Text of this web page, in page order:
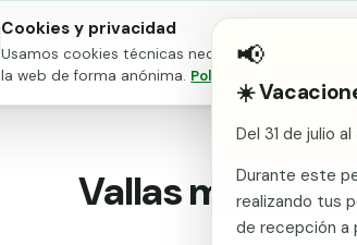
Cookies y privacidad
Usamos cookies técnicas necesarias y, con tu
la web de forma anónima. Política de cookies
📢
☀️
Del 31 de julio
Durante este
realizando tus
de recepción a
Mallas metálicas Puertas para
Inicio /
Vallas